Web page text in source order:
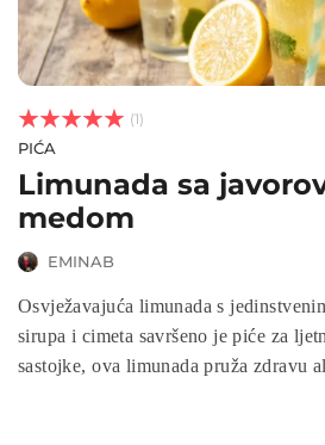


 (1)
PIĆA
Limunada sa
medom
EMINAB
Osvježavajuća limunada s
sirupa i cimeta savršeno je piće za
sastojke, ova limunada pruža zdravu